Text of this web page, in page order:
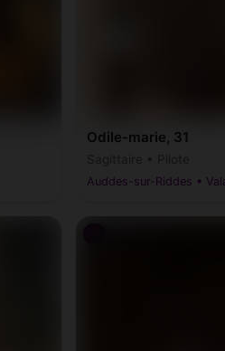
Odile-marie, 31
Auddes-sur-Riddes •